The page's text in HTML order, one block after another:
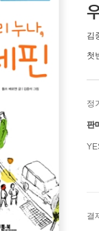
김
첫
정
판
결